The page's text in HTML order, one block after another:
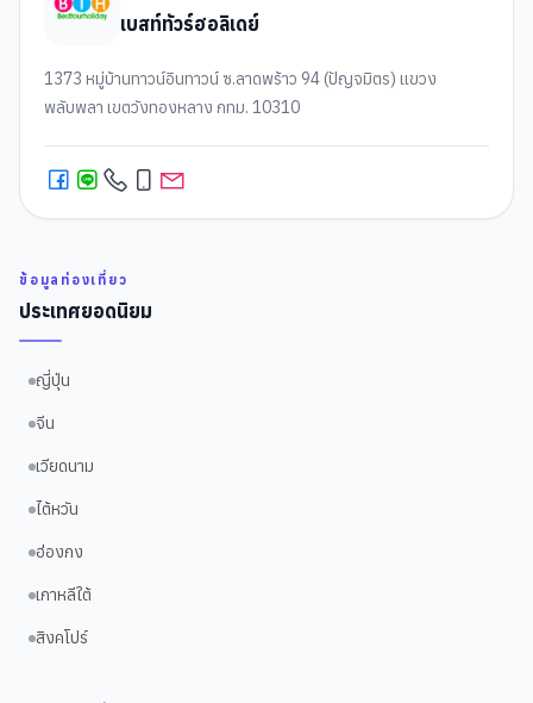
เบสท์ทัวร์ฮอลิเดย์
1373 หมู่บ้านทาวน์อินทาวน์ ซ.ลาดพร้าว 94 (ปัญจมิตร) แขวง
พลับพลา เขตวังทองหลาง กทม. 10310
ข้อมูลท่องเที่ยว
ประเทศยอดนิยม
ญี่ปุ่น
จีน
เวียดนาม
ไต้หวัน
ฮ่องกง
เกาหลีใต้
สิงคโปร์